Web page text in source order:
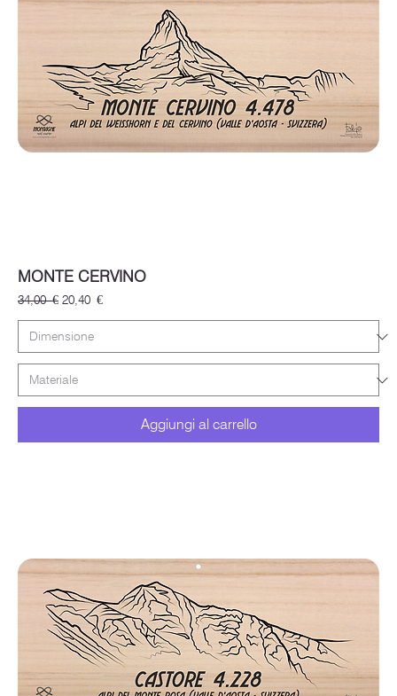
MONTE CERVINO
Prezzo regolare
34,00 € Prezzo scontato
20,40 €
Aggiungi al carrello